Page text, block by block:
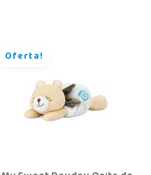
Oferta!